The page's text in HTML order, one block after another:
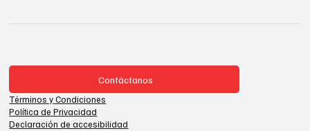
Contáctanos
Términos y Condiciones
Política de Privacidad
Declaración de accesibilidad